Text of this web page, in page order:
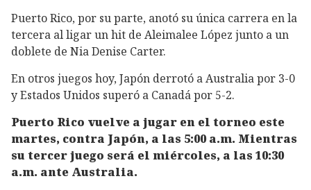
Puerto Rico, por su parte, anotó su única carrera en la
tercera al ligar un hit de Aleimalee López junto a un
doblete de Nia Denise Carter.
En otros juegos hoy, Japón derrotó a Australia por 3-0
y Estados Unidos superó a Canadá por 5-2.
Puerto Rico vuelve a jugar en el torneo este
martes, contra Japón, a las 5:00 a.m. Mientras
su tercer juego será el miércoles, a las 10:30
a.m. ante Australia.